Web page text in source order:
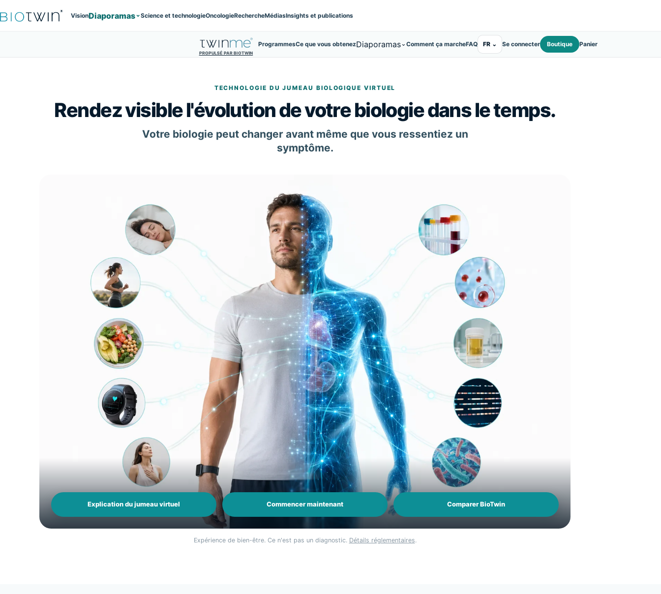
VisionDiaporamas Science et technologieOncologieRechercheMédiasInsights et publications
PROPULSÉ PAR BIOTWIN
ProgrammesCe que vous obtenezDiaporamas Comment ça marcheFAQ FR ⌄ Se connecter Boutique Panier
TECHNOLOGIE DU JUMEAU BIOLOGIQUE VIRTUEL
Rendez visible l'évolution de votre biologie dans le temps.
Votre biologie peut changer avant même que vous ressentiez un
symptôme.
Explication du jumeau virtuel Commencer maintenant Comparer BioTwin
Expérience de bien-être. Ce n'est pas un diagnostic. Détails réglementaires.